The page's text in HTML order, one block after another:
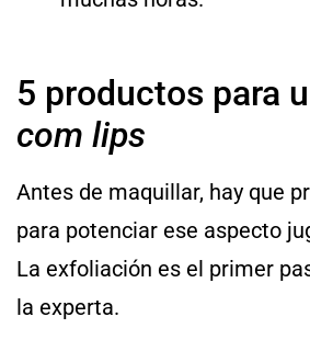
5 productos para
com lips
Antes de maquillar, hay que
para potenciar ese aspecto
La exfoliación es el primer
la experta.